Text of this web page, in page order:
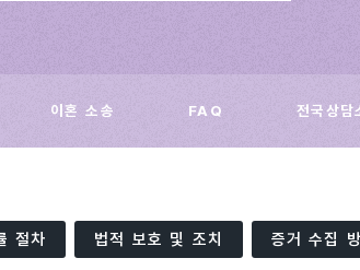
이혼 소송 FAQ 전국상담
절차 법적 보호 및 조치 증거 수집